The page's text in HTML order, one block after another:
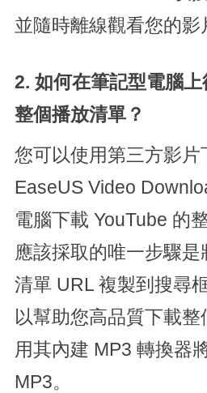
並隨時離線觀看您的影
2. 如何在筆記型電腦
整個播放清單？
您可以使用第三方影片
EaseUS Video
電腦下載 YouTube 的
應該採取的唯一步驟是
清單 URL 複製到搜尋
以幫助您高品質下載
用其內建 MP3 轉換器
MP3。